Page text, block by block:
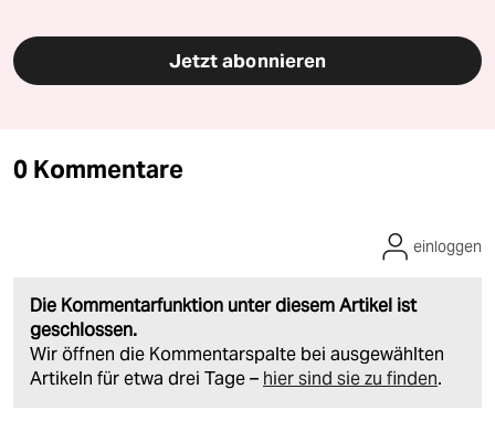
Jetzt abonnieren
0 Kommentare
Die Kommentarfunktion unter diesem Artikel ist
geschlossen.
Wir öffnen die Kommentarspalte bei ausgewählten
Artikeln für etwa drei Tage – hier sind sie zu finden.
einloggen